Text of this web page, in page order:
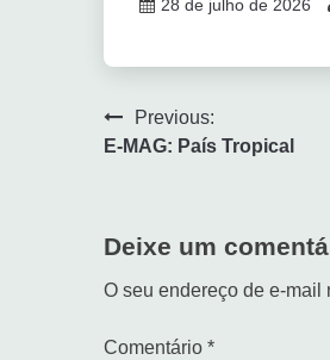
28 de julho de 2026
Previous:
E-MAG: País Tropical
Deixe um
O seu endereço de e-mail
Comentário *